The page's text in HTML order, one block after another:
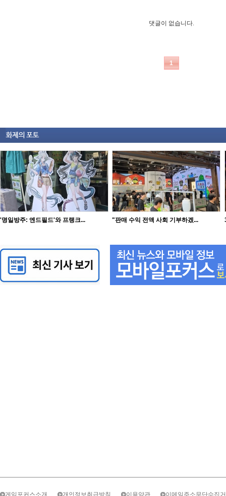
'명일방주: 엔드필드'와 프랭크... "판매 수익 전액 사회 기부하겠...
게임포커스소개 개인정보취급방침 이용약관 이메일주소무단수집